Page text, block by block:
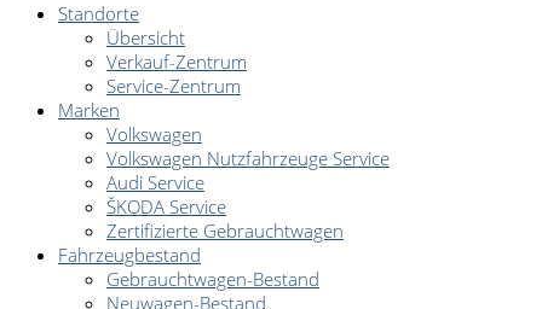
Standorte
Übersicht
Verkauf-Zentrum
Service-Zentrum
Marken
Volkswagen
Volkswagen Nutzfahrzeuge Service
Audi Service
ŠKODA Service
Zertifizierte Gebrauchtwagen
Fahrzeugbestand
Gebrauchtwagen-Bestand
Neuwagen-Bestand